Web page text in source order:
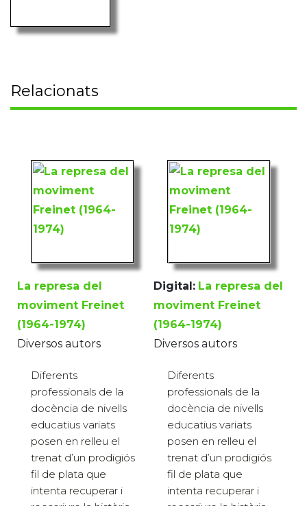
Relacionats
La represa del
moviment Freinet
(1964-1974)
Diversos autors
Diferents
professionals de la
docència de nivells
educatius variats
posen en relleu el
trenat d’un prodigiós
fil de plata que
intenta recuperar i
Digital: La represa del
moviment Freinet
(1964-1974)
Diversos autors
Diferents
professionals de la
docència de nivells
educatius variats
posen en relleu el
trenat d’un prodigiós
fil de plata que
intenta recuperar i